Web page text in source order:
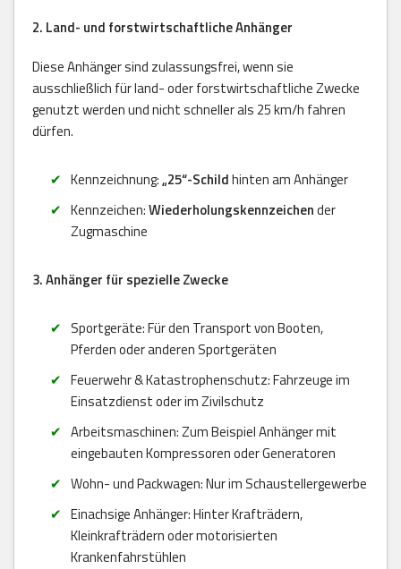
2. Land- und forstwirtschaftliche Anhänger
Diese Anhänger sind zulassungsfrei, wenn sie
ausschließlich für land- oder forstwirtschaftliche Zwecke
genutzt werden und nicht schneller als 25 km/h fahren
dürfen.
Kennzeichnung:„25“-Schildhinten am Anhänger
Kennzeichen:Wiederholungskennzeichender
Zugmaschine
3. Anhänger für spezielle Zwecke
Sportgeräte: Für den Transport von Booten,
Pferden oder anderen Sportgeräten
Feuerwehr & Katastrophenschutz: Fahrzeuge im
Einsatzdienst oder im Zivilschutz
Arbeitsmaschinen: Zum Beispiel Anhänger mit
eingebauten Kompressoren oder Generatoren
Wohn- und Packwagen: Nur im Schaustellergewerbe
Einachsige Anhänger: Hinter Krafträdern,
Kleinkrafträdern oder motorisierten
Krankenfahrstühlen